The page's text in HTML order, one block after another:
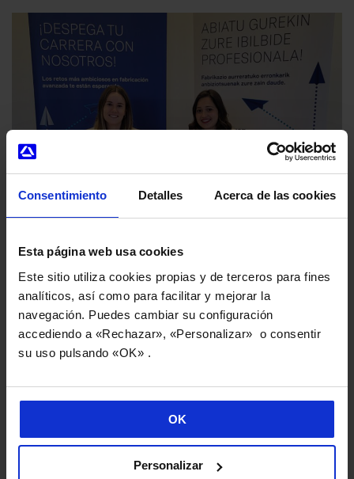
Consentimiento Detalles Acerca de las cookies
Esta página web usa cookies
Este sitio utiliza cookies propias y de terceros para fines
analíticos, así como para facilitar y mejorar la
navegación. Puedes cambiar su configuración
accediendo a «Rechazar», «Personalizar» o consentir
su uso pulsando «OK» .
OK
Personalizar
ferias de empleo de Euskadi para
acercarse al talento que liderará la
fabricación avanzada del futuro
09/02/2026